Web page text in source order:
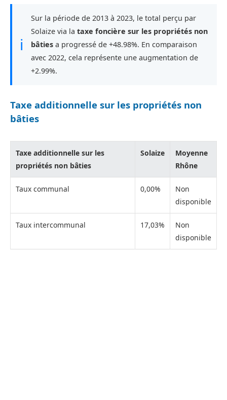
ℹ
Sur la période de 2013 à 2023, le total perçu par
Solaize via la taxe foncière sur les propriétés non
bâties a progressé de +48.98%. En comparaison
avec 2022, cela représente une augmentation de
+2.99%.
Taxe additionnelle sur les propriétés non
bâties
Taxe additionnelle sur les
propriétés non bâties
Solaize
Moyenne
Rhône
Taux communal 0,00%
Non
disponible
Taux intercommunal 17,03%
Non
disponible